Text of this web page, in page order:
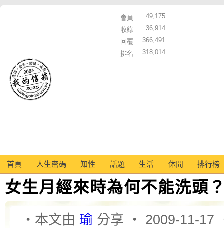
會員
49,175
收錄
36,914
回覆
366,491
排名
318,014
首頁 人生密碼 知性 話題 生活 休閒 排行榜
女生月經來時為何不能洗頭
‧本文由 瑜 分享 ‧ 2009-11-17